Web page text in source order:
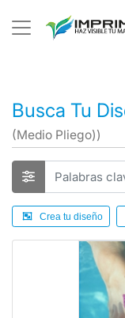
Busca Tu
(Medio Pliego))
Crea tu diseño